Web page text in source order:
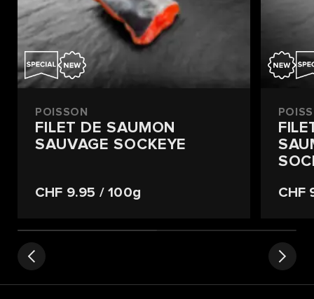
POISSON
FILET DE SAUMON
SAUVAGE SOCKEYE
CHF 9.95 / 100g CHF